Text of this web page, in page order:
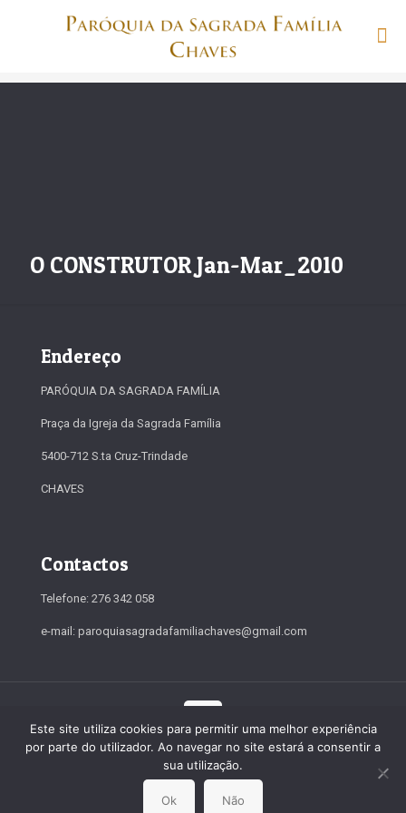
O CONSTRUTOR Jan-Mar_2010
Endereço
PARÓQUIA DA SAGRADA FAMÍLIA
Praça da Igreja da Sagrada Família
5400-712 S.ta Cruz-Trindade
CHAVES
Contactos
Telefone: 276 342 058
e-mail: paroquiasagradafamiliachaves@gmail.com
© 2019-2026 Paróquia da Sagrada Família. Todos os direitos
reservados
Este site utiliza cookies para permitir uma melhor experiência
por parte do utilizador. Ao navegar no site estará a consentir a
sua utilização.
Ok Não